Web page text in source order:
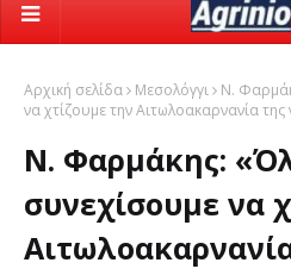
Αρχική σελίδα Μεσολόγγι
Ν.
να χτίζουμε την Αιτωλοακαρνανία
Ν. Φαρμάκης:
συνεχίσουμε να